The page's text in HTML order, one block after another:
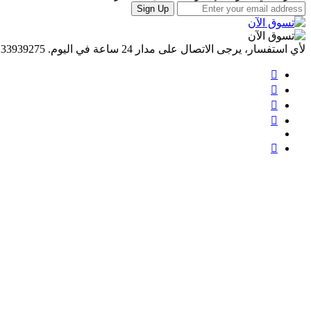
Sign Up
لأي استفسار، يرجى الاتصال على مدار 24 ساعة في اليوم.